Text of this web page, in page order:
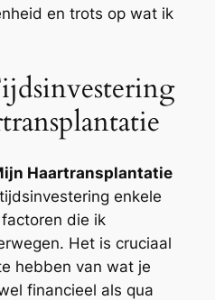
en trots op wat ik
Haartransplantatie
enkele
die ik
Het is cruciaal
hebben van wat je
financieel als qua